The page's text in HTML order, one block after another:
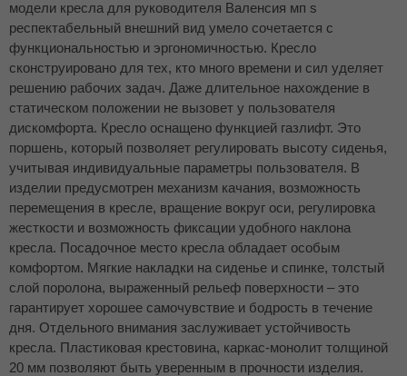
модели кресла для руководителя Валенсия мп s
респектабельный внешний вид умело сочетается с
функциональностью и эргономичностью. Кресло
сконструировано для тех, кто много времени и сил уделяет
решению рабочих задач. Даже длительное нахождение в
статическом положении не вызовет у пользователя
дискомфорта. Кресло оснащено функцией газлифт. Это
поршень, который позволяет регулировать высоту сиденья,
учитывая индивидуальные параметры пользователя. В
изделии предусмотрен механизм качания, возможность
перемещения в кресле, вращение вокруг оси, регулировка
жесткости и возможность фиксации удобного наклона
кресла. Посадочное место кресла обладает особым
комфортом. Мягкие накладки на сиденье и спинке, толстый
слой поролона, выраженный рельеф поверхности – это
гарантирует хорошее самочувствие и бодрость в течение
дня. Отдельного внимания заслуживает устойчивость
кресла. Пластиковая крестовина, каркас-монолит толщиной
20 мм позволяют быть уверенным в прочности изделия.